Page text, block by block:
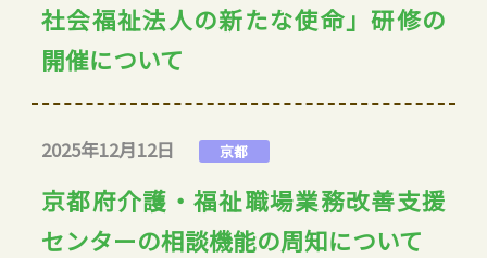
社会福祉法人の新たな使命」研修の
開催について
2025年12月12日 京都
京都府介護・福祉職場業務改善支援
センターの相談機能の周知について